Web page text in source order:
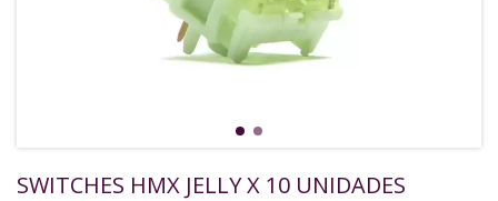
SWITCHES HMX JELLY X 10 UNIDADES